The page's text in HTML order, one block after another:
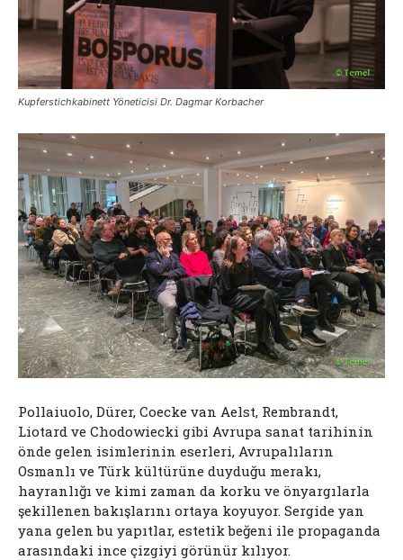
Kupferstichkabinett Yöneticisi Dr. Dagmar Korbacher
Pollaiuolo, Dürer, Coecke van Aelst, Rembrandt,
Liotard ve Chodowiecki gibi Avrupa sanat tarihinin
önde gelen isimlerinin eserleri, Avrupalıların
Osmanlı ve Türk kültürüne duyduğu merakı,
hayranlığı ve kimi zaman da korku ve önyargılarla
şekillenen bakışlarını ortaya koyuyor. Sergide yan
yana gelen bu yapıtlar, estetik beğeni ile propaganda
arasındaki ince çizgiyi görünür kılıyor.